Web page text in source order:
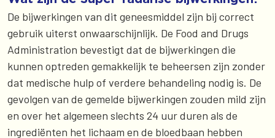
De bijwerkingen van dit geneesmiddel zijn bij correct
gebruik uiterst onwaarschijnlijk. De Food and Drugs
Administration bevestigt dat de bijwerkingen die
kunnen optreden gemakkelijk te beheersen zijn zonder
dat medische hulp of verdere behandeling nodig is. De
gevolgen van de gemelde bijwerkingen zouden mild zijn
en over het algemeen slechts 24 uur duren als de
ingrediënten het lichaam en de bloedbaan hebben